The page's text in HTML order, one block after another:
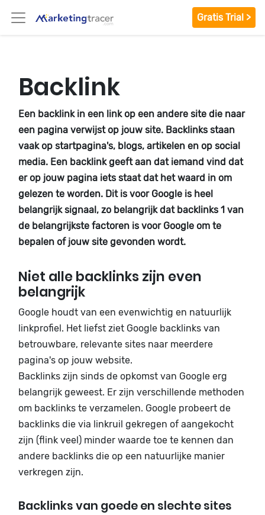
Gratis Trial >
Backlink
Een backlink in een link op een andere site die naar
een pagina verwijst op jouw site. Backlinks staan
vaak op startpagina's, blogs, artikelen en op social
media. Een backlink geeft aan dat iemand vind dat
er op jouw pagina iets staat dat het waard in om
gelezen te worden. Dit is voor Google is heel
belangrijk signaal, zo belangrijk dat backlinks 1 van
de belangrijkste factoren is voor Google om te
bepalen of jouw site gevonden wordt.
Niet alle backlinks zijn even
belangrijk
Google houdt van een evenwichtig en natuurlijk
linkprofiel. Het liefst ziet Google backlinks van
betrouwbare, relevante sites naar meerdere
pagina's op jouw website.
Backlinks zijn sinds de opkomst van Google erg
belangrijk geweest. Er zijn verschillende methoden
om backlinks te verzamelen. Google probeert de
backlinks die via linkruil gekregen of aangekocht
zijn (flink veel) minder waarde toe te kennen dan
andere backlinks die op een natuurlijke manier
verkregen zijn.
Backlinks van goede en slechte sites